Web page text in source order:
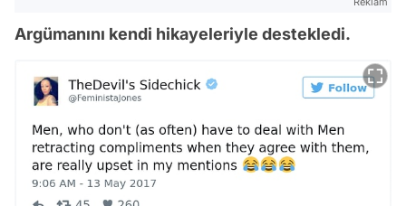
Argümanını kendi hikayeleriyle destekledi.